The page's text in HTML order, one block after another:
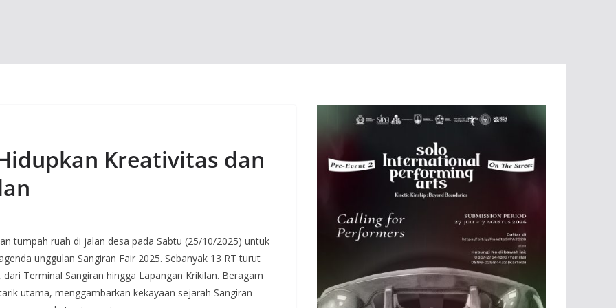
Kreativitas dan
tumpah ruah di jalan desa pada Sabtu (25/10/2025) untuk
unggulan Sangiran Fair 2025. Sebanyak 13 RT turut
Terminal Sangiran hingga Lapangan Krikilan. Beragam
utama, menggambarkan kekayaan sejarah Sangiran